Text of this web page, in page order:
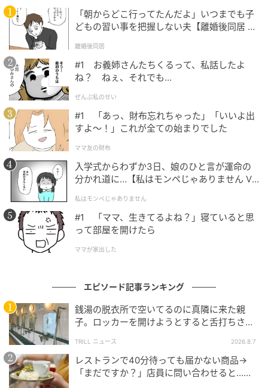
けないもので、それで終わりでした。許してもらえる
と思っていたこと自体が、甘えだったのだと思いま
す。私が秘密を漏らしたことは、いつのまにか職場中
に知れわたっていました。今度は、当人のいないとこ
ろで噂されるのは私のほうでした。「あの人には話さ
ないほうがいい」。はっきり言われなくても、向けら
れる視線でわかります。何かを打ち明けてくれる人
も、軽い相談を持ちかけてくれる人も、気づけば一人
もいなくなっていました。
打ち明けてもらえた近さに甘えて、その重さを軽く扱
った私に、同じ軽さが返ってきただけのことです。机
の上の書類は、あの日から、ずっと私の前に積まれた
ままになっています。
（20代女性・会社員）
にした本人視点の記事を参考に、相手側の心情を想定
して制作しています。実際の相手本人への取材ではな
く、編集部による解釈を含みます。
（ハウコレ編集部）
元記事で読む
「朝からどこ行ってたんだよ」いつまでも子
どもの習い事を把握しない夫【離婚後同居 Vo
離婚後同居
#1 お義姉さんたちくるって、私話したよ
ね？ ねぇ、それでも…
ぜんぶ私のせい
#1 「あっ、財布忘れちゃった」「いいよ出
すよ〜！」これが全ての始まりでした
ママ友の財布
入学式からわずか3日、娘のひと言が運命の
分かれ道に…【私はモンペじゃありません Vo
私はモンペじゃありません
#1 「ママ、生きてるよね？」寝ていると思
って部屋を開けたら
ママが家出した
エピソード記事ランキング
銭湯の脱衣所で空いてるのに真隣に来た親
子。ロッカーを開けようとすると舌打ちさ
中で拍手」
TRILL ニュース 2026.8.7
レストランで40分待っても届かない商品→
「まだですか？」店員に問い合わせると…そ